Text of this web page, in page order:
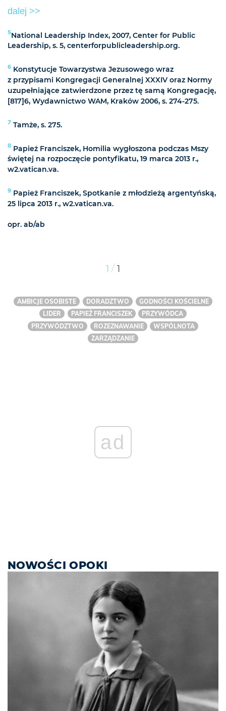
dalej >>
5National Leadership Index, 2007, Center for Public
Leadership, s. 5, centerforpublicleadership.org.
6 Konstytucje Towarzystwa Jezusowego wraz
z przypisami Kongregacji Generalnej XXXIV oraz Normy
uzupełniające zatwierdzone przez tę samą Kongregację,
[817]6, Wydawnictwo WAM, Kraków 2006, s. 274-275.
7 Tamże, s. 275.
8 Papież Franciszek, Homilia wygłoszona podczas Mszy
świętej na rozpoczęcie pontyfikatu, 19 marca 2013 r.,
w2.vatican.va.
9 Papież Franciszek, Spotkanie z młodzieżą argentyńską,
25 lipca 2013 r., w2.vatican.va.
opr. ab/ab
1 / 1
AMBICJE OSOBISTE DORADZTWO
GODNOŚCI KOŚCIELNE
LIDER
PAPIEŻ FRANCISZEK
PRZYWÓDCA
PRZYWÓDZTWO
ROZEZNAWANIE
WSPÓLNOTA
ZARZĄDZANIE
ad
NOWOŚCI OPOKI